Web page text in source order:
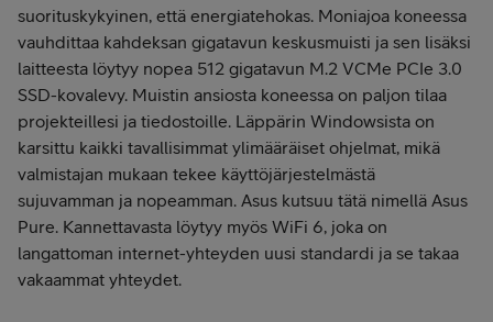
suorituskykyinen, että energiatehokas. Moniajoa koneessa
vauhdittaa kahdeksan gigatavun keskusmuisti ja sen lisäksi
laitteesta löytyy nopea 512 gigatavun M.2 VCMe PCIe 3.0
SSD-kovalevy. Muistin ansiosta koneessa on paljon tilaa
projekteillesi ja tiedostoille. Läppärin Windowsista on
karsittu kaikki tavallisimmat ylimääräiset ohjelmat, mikä
valmistajan mukaan tekee käyttöjärjestelmästä
sujuvamman ja nopeamman. Asus kutsuu tätä nimellä Asus
Pure. Kannettavasta löytyy myös WiFi 6, joka on
langattoman internet-yhteyden uusi standardi ja se takaa
vakaammat yhteydet.